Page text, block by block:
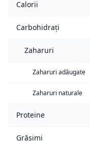
Calorii
Carbohidrați
Zaharuri
Zaharuri adăugate
Zaharuri naturale
Proteine
Grăsimi